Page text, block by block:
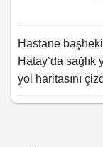
Hastane
Hatay’da sağlık
yol haritasını